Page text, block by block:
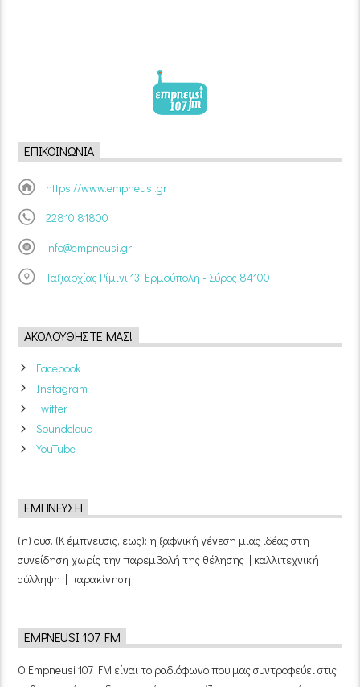
ΕΠΙΚΟΙΝΩΝΊΑ
https://www.empneusi.gr
22810 81800
info@empneusi.gr
Ταξιαρχίας Ρίμινι 13, Ερμούπολη - Σύρος 84100
ΑΚΟΛΟΥΘΉΣΤΕ ΜΑΣ!
Facebook
Instagram
Twitter
Soundcloud
YouTube
ΈΜΠΝΕΥΣΗ
(η) ουσ. (Κ έμπνευσις, εως): η ξαφνική γένεση μιας ιδέας στη
συνείδηση χωρίς την παρεμβολή της θέλησης | καλλιτεχνική
σύλληψη | παρακίνηση
EMPNEUSI 107 FM
Ο Empneusi 107 FM είναι το ραδιόφωνο που μας συντροφεύει στις